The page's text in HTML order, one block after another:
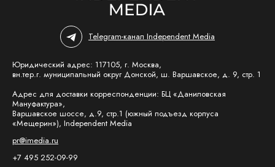
Telegram-канал Independent Media
Юридический адрес: 117105, г. Москва,
вн.тер.г. муниципальный округ Донской, ш. Варшавское, д. 9, стр. 1
Адрес для доставки корреспонденции: БЦ «Даниловская
Мануфактура»,
Варшавское шоссе, д.9, стр.1 (южный подъезд корпуса
«Мещерин»), Independent Media
pr@imedia.ru
+7 495 252-09-99